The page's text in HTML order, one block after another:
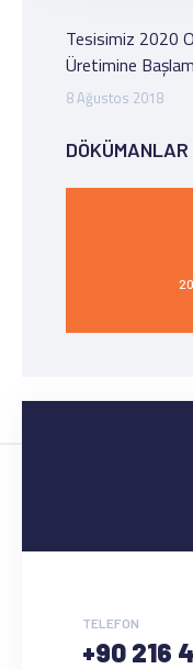
Tesisimiz 2020
Üretimine
8 Ağustos 2018
DÖKÜMANLAR
TELEFON
+90 216